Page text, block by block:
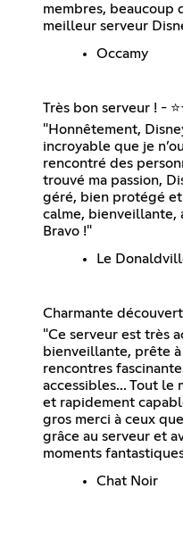
membres, beaucoup
meilleur serveur
Occamy
Très bon serveur ! -
"Honnêtement,
incroyable que je
rencontré des
trouvé ma passion,
géré, bien protégé et
calme,
Bravo !"
Le
Charmante découverte
"Ce serveur est très
bienveillante, prête
rencontres
accessibles... Tout le
et rapidement
gros merci à ceux
grâce au serveur et
moments
Chat Noir